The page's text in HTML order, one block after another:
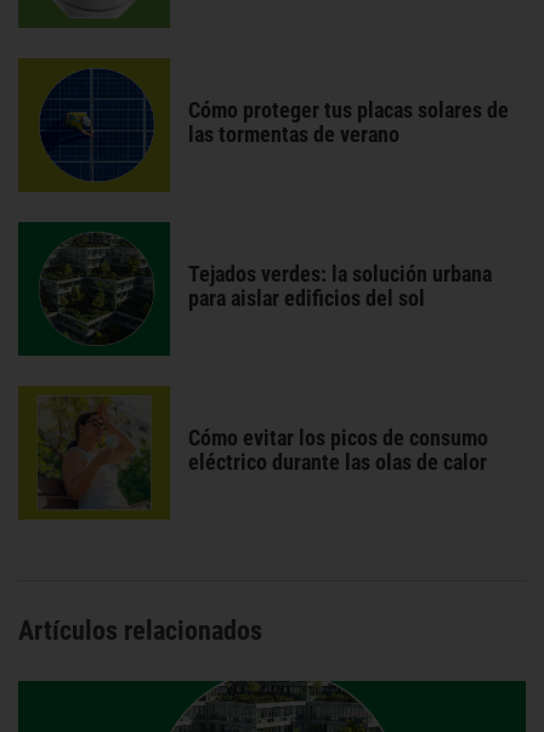
Cómo proteger tus placas solares de
las tormentas de verano
Tejados verdes: la solución urbana
para aislar edificios del sol
Cómo evitar los picos de consumo
eléctrico durante las olas de calor
Artículos relacionados